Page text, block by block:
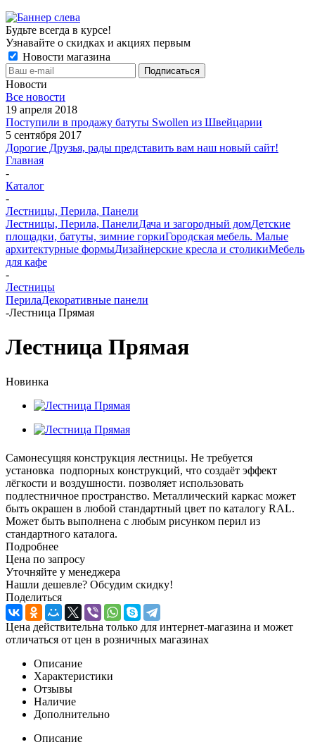
Будьте всегда в курсе!
Узнавайте о скидках и акциях первым
Новости магазина
Новости
Все новости
19 апреля 2018
Поступили в продажу батуты Swollen из Швейцарии
5 сентября 2017
Дорогие Друзья, рады представить вам наш новый сайт!
Главная
-
Каталог
-
Лестницы, Перила, Панели
Лестницы, Перила, ПанелиДача и загородный домДетские
площадки, батуты, зимние горкиГородская мебель. Малые
архитектурные формыДизайнерские кресла и столикиМебель
для кафе
-
Лестницы
ПерилаДекоративные панели
-Лестница Прямая
Лестница Прямая
Новинка
Самонесущяя конструкция лестницы. Не требуется
установка подпорных конструкций, что создаёт эффект
лёгкости и воздушности. позволяет использовать
подлестничное пространство. Металлический каркас может
быть окрашен в любой стандартный цвет по каталогу RAL.
Может быть выполнена с любым рисунком перил из
стандартного каталога.
Подробнее
Цена по запросу
Уточняйте у менеджера
Нашли дешевле? Обсудим скидку!
Поделиться
Цена действительна только для интернет-магазина и может
отличаться от цен в розничных магазинах
Описание
Характеристики
Отзывы
Наличие
Дополнительно
Описание